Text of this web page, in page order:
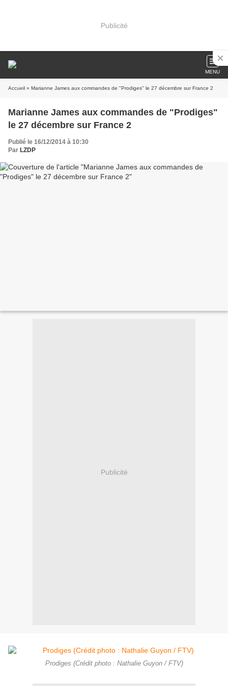
Publicité
MENU
Accueil » Marianne James aux commandes de "Prodiges" le 27 décembre sur France 2
Marianne James aux commandes de "Prodiges"
le 27 décembre sur France 2
Publié le 16/12/2014 à 10:30
Par LZDP
Publicité
Prodiges (Crédit photo : Nathalie Guyon / FTV)